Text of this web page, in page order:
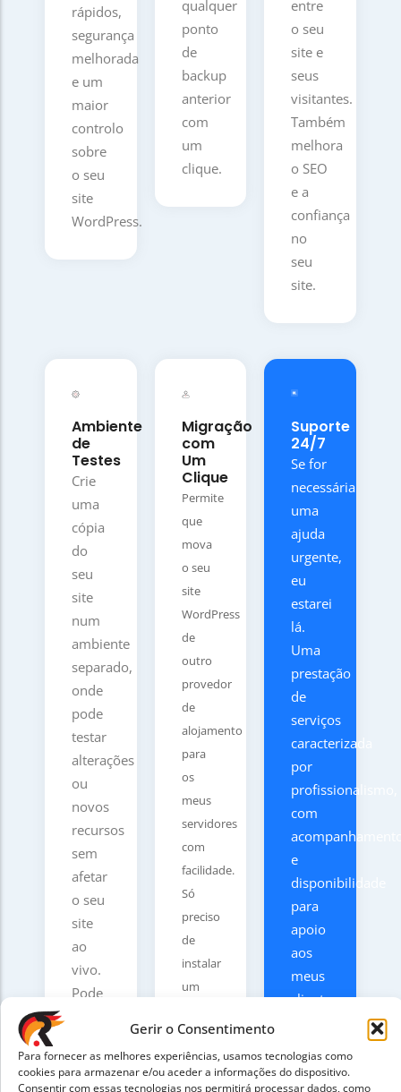
Gerir o Consentimento
Para fornecer as melhores experiências, usamos tecnologias como
cookies para armazenar e/ou aceder a informações do dispositivo.
Consentir com essas tecnologias nos permitirá processar dados, como
rápidos,
segurança
melhorada
e um
maior
controlo
sobre
o seu
site
WordPress.
qualquer
ponto
de
backup
anterior
com
um
clique.
entre
o seu
site e
seus
visitantes.
Também
melhora
o SEO
e a
confiança
no
seu
site.
Ambiente
de
Testes
Crie
uma
cópia
do
seu
site
num
ambiente
separado,
onde
pode
testar
alterações
ou
novos
recursos
sem
afetar
o seu
site
ao
vivo.
Pode
mudanças
para
Migração
com
Um
Clique
Permite
que
mova
o seu
site
WordPress
de
outro
provedor
de
alojamento
para
os
meus
servidores
com
facilidade.
Só
preciso
de
instalar
um
no seu
site, e
seguir
Suporte
24/7
Se for
necessária
uma
ajuda
urgente,
eu
estarei
lá.
Uma
prestação
de
serviços
caracterizada
por
profissionalismo,
com
e
disponibilidade
para
apoio
aos
meus
clientes.